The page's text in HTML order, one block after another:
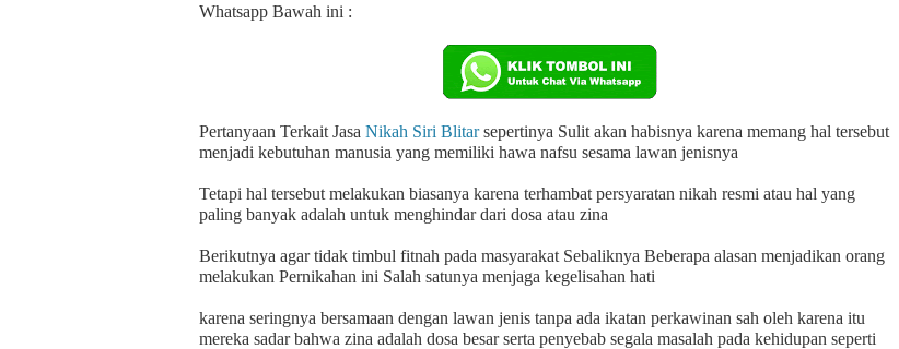
Whatsapp Bawah ini :
Pertanyaan Terkait Jasa Nikah Siri Blitarsepertinya Sulit akan habisnya karena memang hal tersebut
menjadi kebutuhan manusia yang memiliki hawa nafsu sesama lawan jenisnya
Tetapi hal tersebut melakukan biasanya karena terhambat persyaratan nikah resmi atau hal yang
paling banyak adalah untuk menghindar dari dosa atau zina
Berikutnya agar tidak timbul fitnah pada masyarakat Sebaliknya Beberapa alasan menjadikan orang
melakukan Pernikahan ini Salah satunya menjaga kegelisahan hati
karena seringnya bersamaan dengan lawan jenis tanpa ada ikatan perkawinan sah oleh karena itu
mereka sadar bahwa zina adalah dosa besar serta penyebab segala masalah pada kehidupan seperti